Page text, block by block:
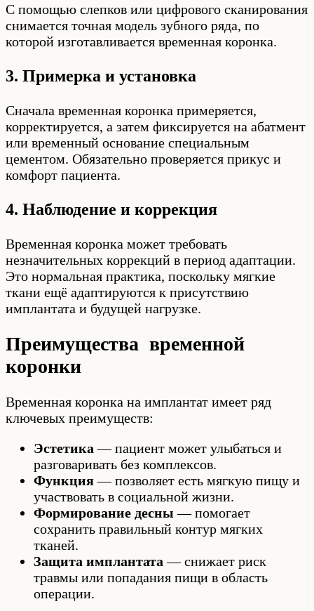
С помощью слепков или цифрового сканирования
снимается точная модель зубного ряда, по
которой изготавливается временная коронка.
3. Примерка и установка
Сначала временная коронка примеряется,
корректируется, а затем фиксируется на абатмент
или временный основание специальным
цементом. Обязательно проверяется прикус и
комфорт пациента.
4. Наблюдение и коррекция
Временная коронка может требовать
незначительных коррекций в период адаптации.
Это нормальная практика, поскольку мягкие
ткани ещё адаптируются к присутствию
имплантата и будущей нагрузке.
Преимущества временной
коронки
Временная коронка на имплантат имеет ряд
ключевых преимуществ:
Эстетика — пациент может улыбаться и
разговаривать без комплексов.
Функция— позволяет есть мягкую пищу и
участвовать в социальной жизни.
Формирование десны — помогает
сохранить правильный контур мягких
тканей.
Защита имплантата — снижает риск
травмы или попадания пищи в область
операции.